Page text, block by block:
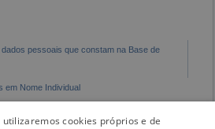
pessoais que constam na Base de
em Nome Individual
cookies próprios e de